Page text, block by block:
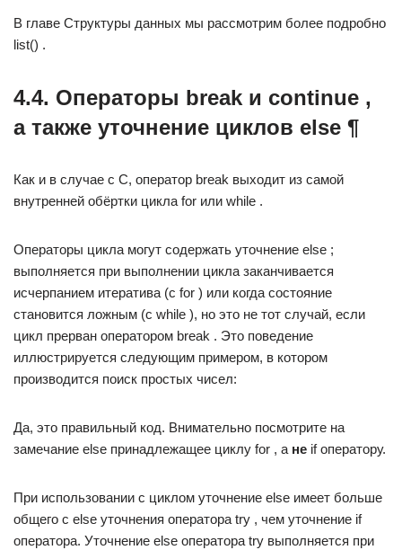
В главе Структуры данных мы рассмотрим более подробно
list() .
4.4. Операторы break и continue ,
а также уточнение циклов else ¶
Как и в случае с C, оператор break выходит из самой
внутренней обёртки цикла for или while .
Операторы цикла могут содержать уточнение else ;
выполняется при выполнении цикла заканчивается
исчерпанием итератива (с for ) или когда состояние
становится ложным (с while ), но это не тот случай, если
цикл прерван оператором break . Это поведение
иллюстрируется следующим примером, в котором
производится поиск простых чисел:
Да, это правильный код. Внимательно посмотрите на
замечание else принадлежащее циклу for , а не if оператору.
При использовании с циклом уточнение else имеет больше
общего с else уточнения оператора try , чем уточнение if
оператора. Уточнение else оператора try выполняется при